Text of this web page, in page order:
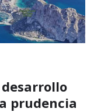
prudencia